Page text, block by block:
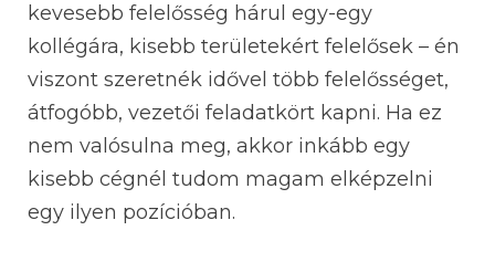
kevesebb felelősség hárul egy-egy
kollégára, kisebb területekért felelősek – én
viszont szeretnék idővel több felelősséget,
átfogóbb, vezetői feladatkört kapni. Ha ez
nem valósulna meg, akkor inkább egy
kisebb cégnél tudom magam elképzelni
egy ilyen pozícióban.